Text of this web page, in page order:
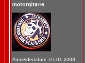
motorgitarre
Anmeldedatum: 07.01.2008